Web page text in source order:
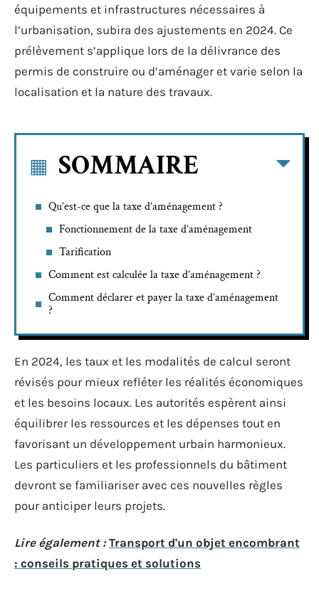
équipements et infrastructures nécessaires à
l’urbanisation, subira des ajustements en 2024. Ce
prélèvement s’applique lors de la délivrance des
permis de construire ou d’aménager et varie selon la
localisation et la nature des travaux.
SOMMAIRE
Qu’est-ce que la taxe d’aménagement ?
Fonctionnement de la taxe d’aménagement
Tarification
Comment est calculée la taxe d’aménagement ?
Comment déclarer et payer la taxe d’aménagement
?
En 2024, les taux et les modalités de calcul seront
révisés pour mieux refléter les réalités économiques
et les besoins locaux. Les autorités espèrent ainsi
équilibrer les ressources et les dépenses tout en
favorisant un développement urbain harmonieux.
Les particuliers et les professionnels du bâtiment
devront se familiariser avec ces nouvelles règles
pour anticiper leurs projets.
Lire également : Transport d'un objet encombrant
: conseils pratiques et solutions